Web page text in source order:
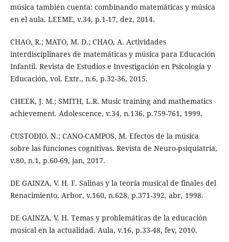
música también cuenta: combinando matemáticas y música
en el aula. LEEME, v.34, p.1-17, dez, 2014.
CHAO, R.; MATO, M. D.; CHAO, A. Actividades
interdisciplinares de matemáticas y música para Educación
Infantil. Revista de Estudios e Investigación en Psicología y
Educación, vol. Extr., n.6, p.32-36, 2015.
CHEEK, J. M.; SMITH, L.R. Music training and mathematics
achievement. Adolescence, v.34, n.136, p.759-761, 1999.
CUSTODIO, N.; CANO-CAMPOS, M. Efectos de la música
sobre las funciones cognitivas. Revista de Neuro-psiquiatría,
v.80, n.1, p.60-69, jan, 2017.
DE GAINZA, V. H. F. Salinas y la teoría musical de finales del
Renacimiento. Arbor, v.160, n.628, p.371-392, abr, 1998.
DE GAINZA, V. H. Temas y problemáticas de la educación
musical en la actualidad. Aula, v.16, p.33-48, fev, 2010.